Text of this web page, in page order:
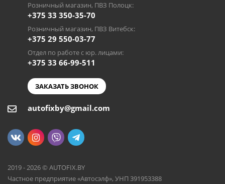
Розничный магазин, ПВЗ Полоцк:
+375 33 350-35-70
Розничный магазин, ПВЗ Витебск:
+375 29 550-03-77
Отдел по работе с юр. лицами:
+375 33 66-99-511
ЗАКАЗАТЬ ЗВОНОК
autofixby@gmail.com
2019 - 2026 © AUTOFIX.BY
Частное предприятие «Автосэлф», УНП 391953388